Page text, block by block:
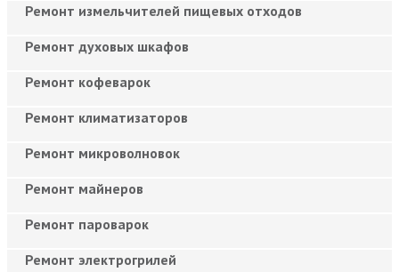
Ремонт измельчителей пищевых отходов
Ремонт духовых шкафов
Ремонт кофеварок
Ремонт климатизаторов
Ремонт микроволновок
Ремонт майнеров
Ремонт пароварок
Ремонт электрогрилей